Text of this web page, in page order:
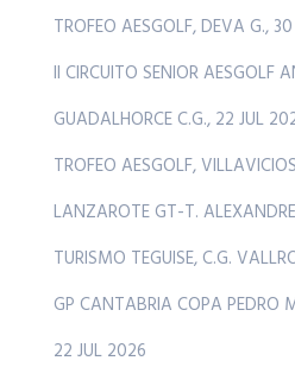
TROFEO AESGOLF, DEVA G.,
II CIRCUITO SENIOR AESGOLF
GUADALHORCE C.G., 22 JUL
TROFEO AESGOLF,
LANZAROTE GT-T.
TURISMO TEGUISE, C.G.
GP CANTABRIA COPA PEDRO
22 JUL 2026